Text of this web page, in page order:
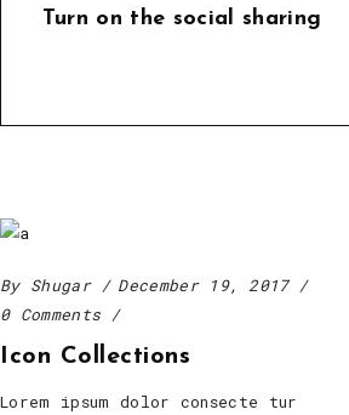
Turn on the social sharing
By Shugar
December 19, 2017
0 Comments
Icon Collections
Lorem ipsum dolor consecte tur